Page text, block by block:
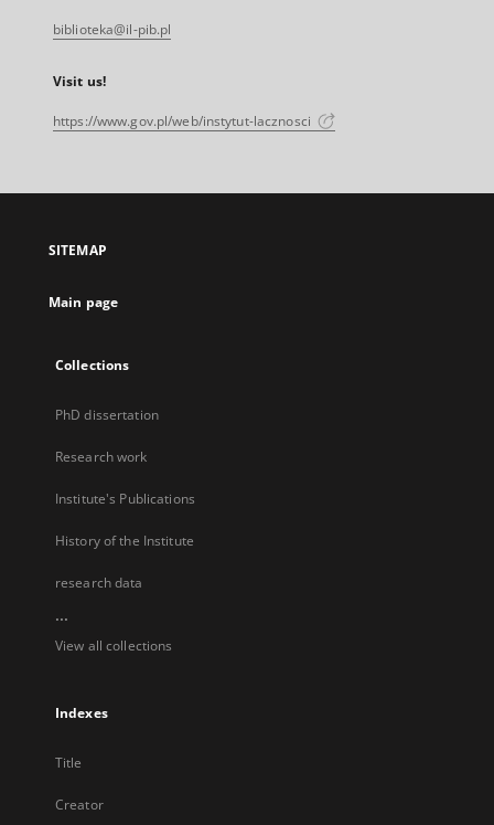
biblioteka@il-pib.pl
Visit us!
https://www.gov.pl/web/instytut-lacznosci
SITEMAP
Main page
Collections
PhD dissertation
Research work
Institute's Publications
History of the Institute
research data
...
View all collections
Indexes
Title
Creator